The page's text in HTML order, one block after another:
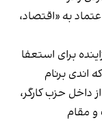
به «اقتصاد،
برای استعفا
اندی برنام
حزب کارگر،
و مقام